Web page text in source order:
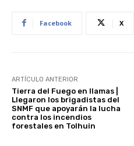
Facebook X
ARTÍCULO ANTERIOR
Tierra del Fuego en llamas |
Llegaron los brigadistas del
SNMF que apoyarán la lucha
contra los incendios
forestales en Tolhuin